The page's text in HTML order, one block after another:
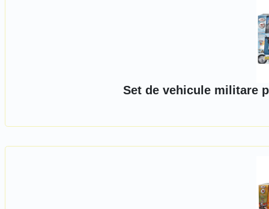
Set de vehicule militare